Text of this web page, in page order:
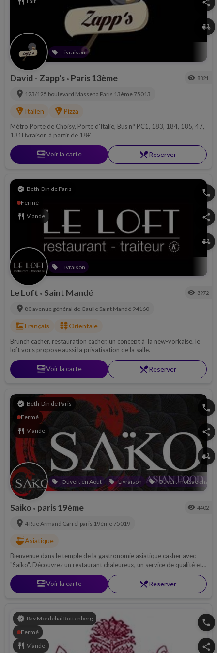
local_offer Livraison
share
delivery_dining
David - Zapp's • Paris 13ème visibility 8821
location_on 123/125 boulevard Massena Paris 13ème 75013
local_pizzaItalien local_pizzaPizza
Métro Porte de Choisy, Porte d'Italie, Bus n° PC1, 183, 184, 185, 47,
131Livraison à partir de 18€
set_mealVoir la carte restaurant_menuReserver
verified Beth-Din de Paris
Fermé
restaurant Viande
local_offer Livraison
phone
share
delivery_dining
Le Loft • Saint Mandé visibility 3972
location_on 80 avenue général de Gaulle Saint Mandé 94160
dinner_diningFrançais kebab_diningOrientale
Brunch cacher, restauration cacher, un concept à la new-yorkaise. le
loft vous propose aussi la privatisation de la salle.
set_mealVoir la carte restaurant_menuReserver
verified Beth-Din de Paris
Fermé
restaurant Viande
local_offer Ouvert en Aout local_offer Livraison local_offer Ouvert motsae
phone
share
delivery_dining
Saiko • paris 19ème visibility 4402
location_on 4 Rue Armand Carrel paris 19ème 75019
ramen_diningAsiatique
Bienvenue dans le temple de la gastronomie asiatique casher avec
"Saiko". Découvrez un restaurant chaleureux, un service de qualité et
des plats hors-pair !
set_mealVoir la carte restaurant_menuReserver
verified Rav Mordehai Rottenberg
Fermé
restaurant Viande
phone
share